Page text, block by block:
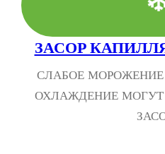
ЗАСОР
СЛАБОЕ
ОХЛАЖДЕНИЕ